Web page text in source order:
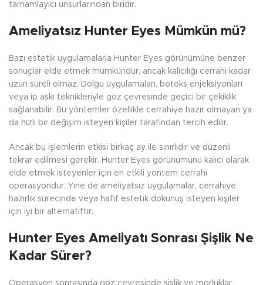
tamamlayıcı unsurlarından biridir.
Ameliyatsız Hunter Eyes Mümkün mü?
Bazı estetik uygulamalarla Hunter Eyes görünümüne benzer
sonuçlar elde etmek mümkündür, ancak kalıcılığı cerrahi kadar
uzun süreli olmaz. Dolgu uygulamaları, botoks enjeksiyonları
veya ip askı teknikleriyle göz çevresinde geçici bir çekiklik
sağlanabilir. Bu yöntemler özellikle cerrahiye hazır olmayan ya
da hızlı bir değişim isteyen kişiler tarafından tercih edilir.
Ancak bu işlemlerin etkisi birkaç ay ile sınırlıdır ve düzenli
tekrar edilmesi gerekir. Hunter Eyes görünümünü kalıcı olarak
elde etmek isteyenler için en etkili yöntem cerrahi
operasyondur. Yine de ameliyatsız uygulamalar, cerrahiye
hazırlık sürecinde veya hafif estetik dokunuş isteyen kişiler
için iyi bir alternatiftir.
Hunter Eyes Ameliyatı Sonrası Şişlik Ne
Kadar Sürer?
Operasyon sonrasında göz çevresinde şişlik ve morluklar